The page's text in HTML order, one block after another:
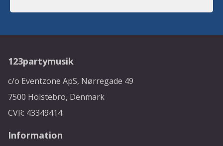
123partymusik
c/o Eventzone ApS, Nørregade 49
7500 Holstebro, Denmark
CVR: 43349414
Information